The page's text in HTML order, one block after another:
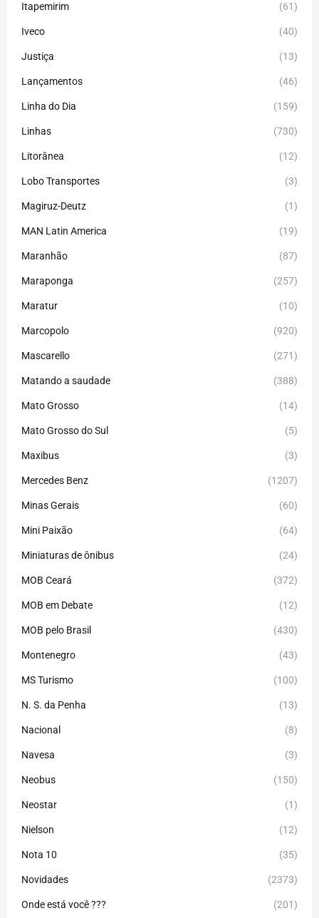
Itapemirim (61)
Iveco (40)
Justiça (13)
Lançamentos (46)
Linha do Dia (159)
Linhas (730)
Litorânea (12)
Lobo Transportes (3)
Magiruz-Deutz (1)
MAN Latin America (19)
Maranhão (87)
Maraponga (257)
Maratur (10)
Marcopolo (920)
Mascarello (271)
Matando a saudade (388)
Mato Grosso (14)
Mato Grosso do Sul (5)
Maxibus (3)
Mercedes Benz (1207)
Minas Gerais (60)
Mini Paixão (64)
Miniaturas de ônibus (24)
MOB Ceará (372)
MOB em Debate (12)
MOB pelo Brasil (430)
Montenegro (43)
MS Turismo (100)
N. S. da Penha (13)
Nacional (8)
Navesa (3)
Neobus (150)
Neostar (1)
Nielson (12)
Nota 10 (35)
Novidades (2373)
Onde está você ??? (201)